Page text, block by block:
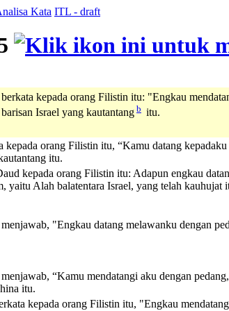
Kata ITL - draft
kepada orang Filistin itu: "Engkau
Israel yang kautantang b itu.
kepada orang Filistin itu, “Kamu datang
itu.
kepada orang Filistin itu: Adapun engkau
yaitu Alah balatentara Israel, yang telah kauhujat
"Engkau datang melawanku dengan
“Kamu mendatangi aku dengan
itu.
kepada orang Filistin itu, "Engkau